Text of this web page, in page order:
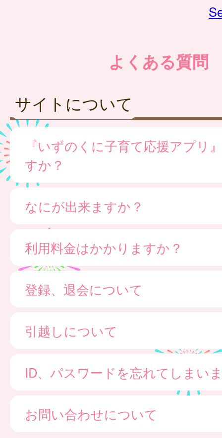
よくある質問
サイトについて
『いずのくに子育て応援アプリ
すか？
なにが出来ますか？
利用料金はかかりますか？
登録、退会について
引越しについて
ID、パスワードを忘れてしまい
お問い合わせについて